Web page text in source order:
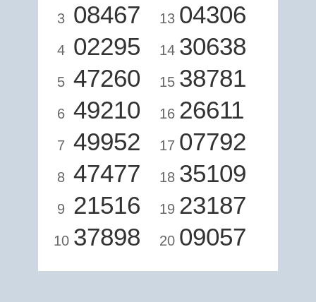
3 08467
4 02295
5 47260
6 49210
7 49952
8 47477
9 21516
10 37898
13 04306
14 30638
15 38781
16 26611
17 07792
18 35109
19 23187
20 09057